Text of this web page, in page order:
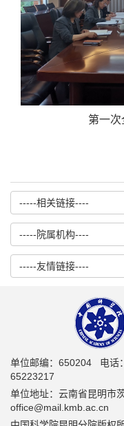
第一
-----相关链接----
-----院属机构----
-----友情链接----
单位邮编：650204 电
65223217
单位地址：云南省昆明市
office@mail.kmb.ac.cn